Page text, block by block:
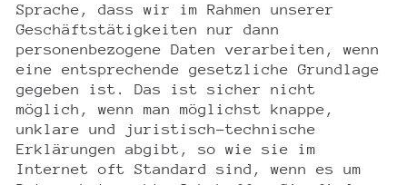
Sprache, dass wir im Rahmen unserer
Geschäftstätigkeiten nur dann
personenbezogene Daten verarbeiten, wenn
eine entsprechende gesetzliche Grundlage
gegeben ist. Das ist sicher nicht
möglich, wenn man möglichst knappe,
unklare und juristisch-technische
Erklärungen abgibt, so wie sie im
Internet oft Standard sind, wenn es um